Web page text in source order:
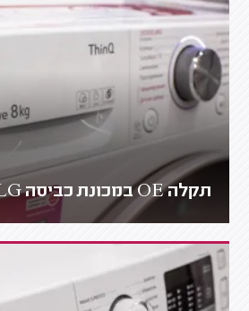
תקלה OE במכונת כביסה LG